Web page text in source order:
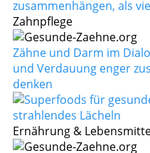
Zahnpflege
Zähne und Darm im
und Verdauung enger
denken
Ernährung &